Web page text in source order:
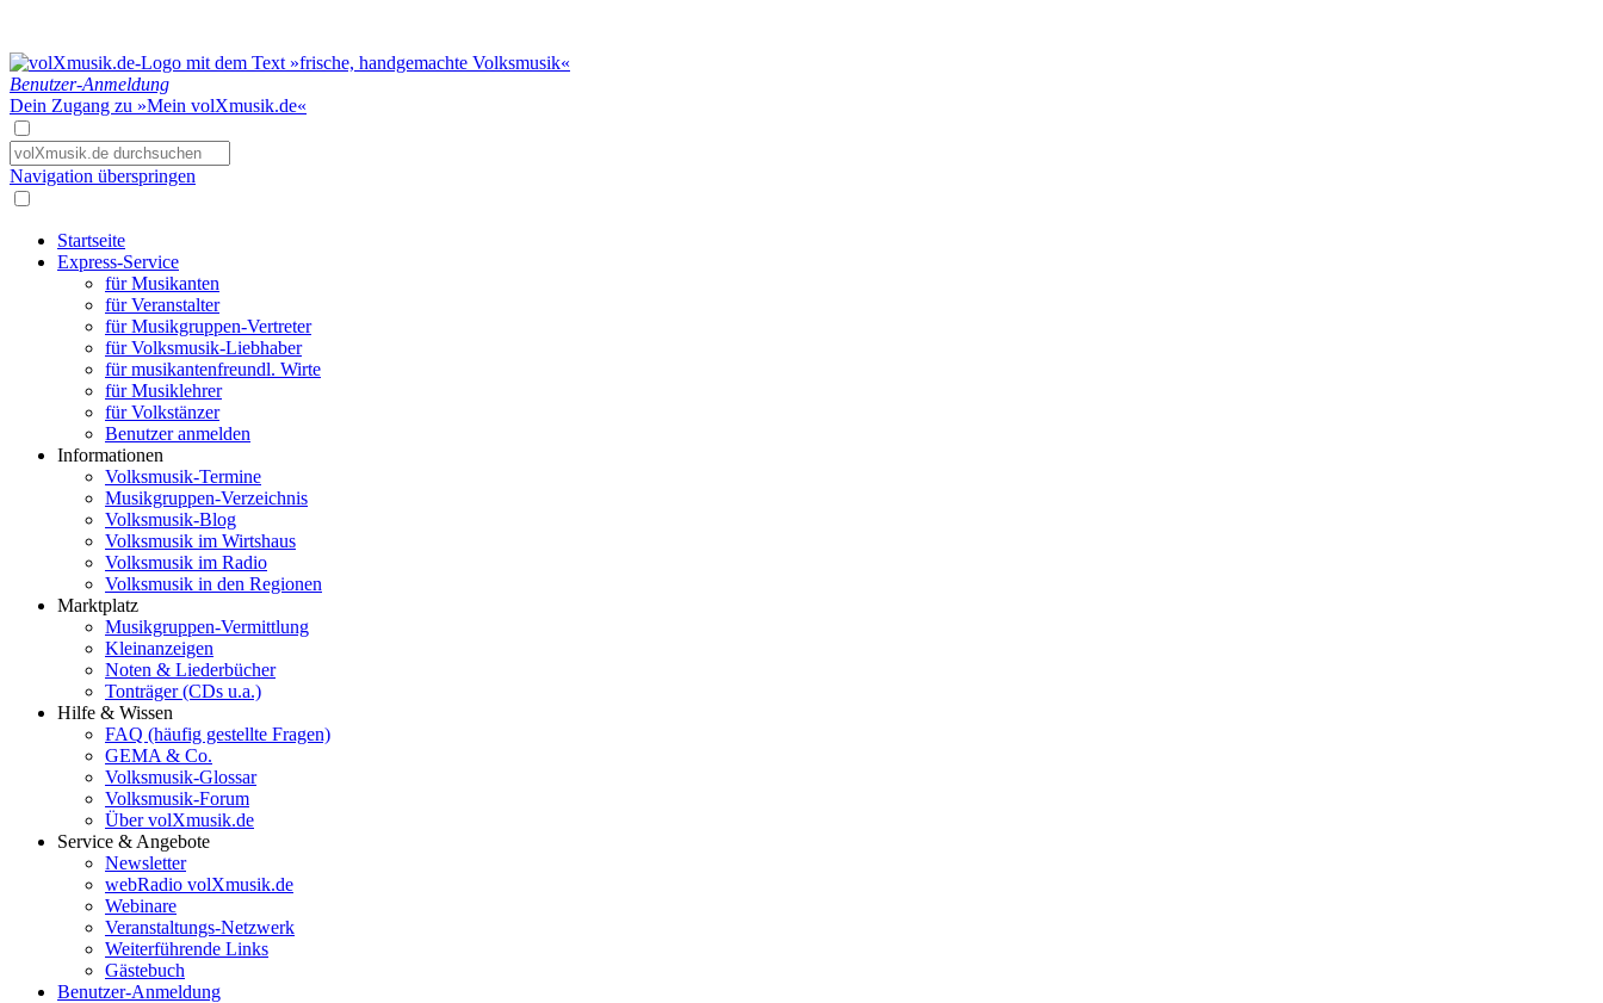
Benutzer-Anmeldung
Dein Zugang zu »Mein volXmusik.de«
Navigation überspringen
Startseite
Express-Service
für Musikanten
für Veranstalter
für Musikgruppen-Vertreter
für Volksmusik-Liebhaber
für musikantenfreundl. Wirte
für Musiklehrer
für Volkstänzer
Benutzer anmelden
Informationen
Volksmusik-Termine
Musikgruppen-Verzeichnis
Volksmusik-Blog
Volksmusik im Wirtshaus
Volksmusik im Radio
Volksmusik in den Regionen
Marktplatz
Musikgruppen-Vermittlung
Kleinanzeigen
Noten & Liederbücher
Tonträger (CDs u.a.)
Hilfe & Wissen
FAQ (häufig gestellte Fragen)
GEMA & Co.
Volksmusik-Glossar
Volksmusik-Forum
Über volXmusik.de
Service & Angebote
Newsletter
webRadio volXmusik.de
Webinare
Veranstaltungs-Netzwerk
Weiterführende Links
Gästebuch
Benutzer-Anmeldung